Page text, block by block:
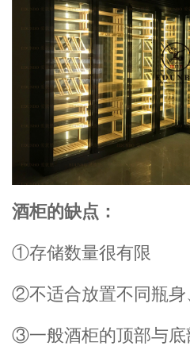
酒柜的缺点：
①存储数量很有限
②不适合放置不同瓶身
③一般酒柜的顶部与底